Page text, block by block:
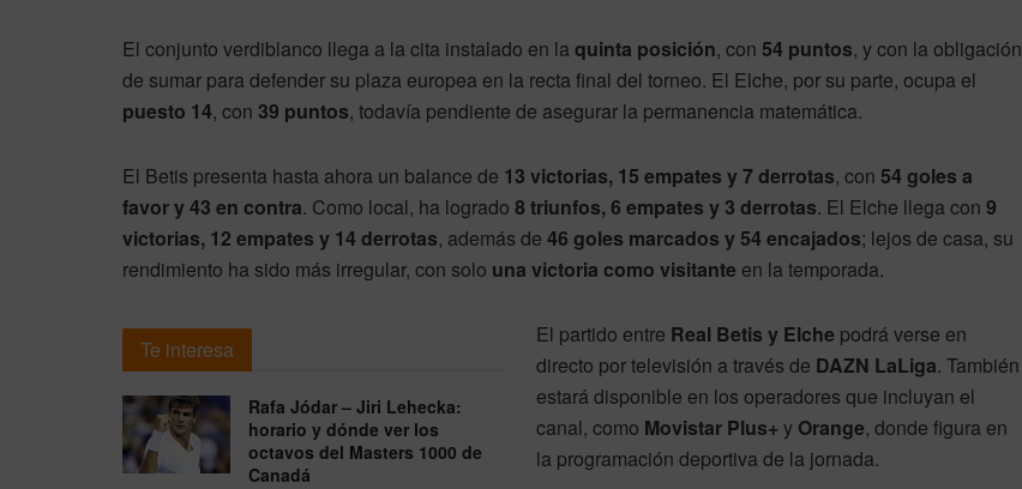
El conjunto verdiblanco llega a la cita instalado en laquinta posición, con 54 puntos, y con la obligación
de sumar para defender su plaza europea en la recta final del torneo. El Elche, por su parte, ocupa el
puesto 14, con 39 puntos, todavía pendiente de asegurar la permanencia matemática.
El Betis presenta hasta ahora un balance de 13 victorias, 15 empates y 7 derrotas, con 54 goles a
favor y 43 en contra. Como local, ha logrado 8 triunfos, 6 empates y 3 derrotas. El Elche llega con 9
victorias, 12 empates y 14 derrotas, además de 46 goles marcados y 54 encajados; lejos de casa, su
rendimiento ha sido más irregular, con solo una victoria como visitante en la temporada.
Te interesa
Rafa Jódar – Jiri Lehecka:
horario y dónde ver los
octavos del Masters 1000 de
Canadá
El partido entre Real Betis y Elche podrá verse en
directo por televisión a través de DAZN LaLiga. También
estará disponible en los operadores que incluyan el
canal, como Movistar Plus+ y Orange, donde figura en
la programación deportiva de la jornada.